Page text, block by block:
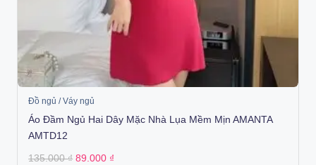
Đồ ngủ / Váy ngủ
Áo Đầm Ngủ Hai Dây Mặc Nhà Lụa Mềm Mịn AMANTA
AMTD12
135.000₫ Original
89.000 ₫